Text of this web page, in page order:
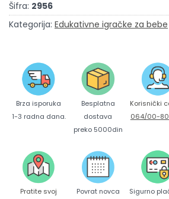
Šifra: 2956
Kategorija: Edukativne igračke za bebe
Brza isporuka
1-3 radna dana.
Besplatna
dostava
preko 5000din
Korisnički
064/00-
Pratite svoj
Povrat novca
Sigurno